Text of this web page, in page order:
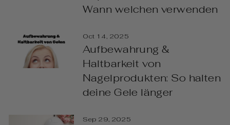
Wann welchen verwenden
Oct 14, 2025
Aufbewahrung &
Haltbarkeit von
Nagelprodukten: So halten
deine Gele länger
Sep 29, 2025